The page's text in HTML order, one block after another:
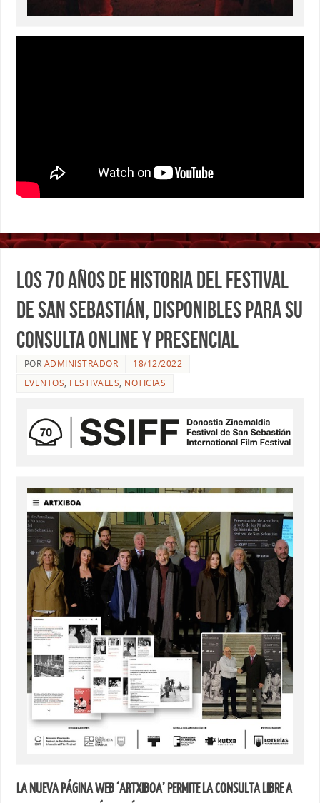
Los 70 años de historia del Festival
de San Sebastián, disponibles para su
consulta online y presencial
POR ADMINISTRADOR
18/12/2022
EVENTOS, FESTIVALES, NOTICIAS
LA NUEVA PÁGINA WEB ‘ARTXIBOA’ PERMITE LA CONSULTA LIBRE A